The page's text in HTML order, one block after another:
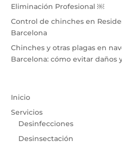
Eliminación Profesional ￼
Control de chinches en
Barcelona
Chinches y otras plagas en
Barcelona: cómo evitar daños
Inicio
Servicios
Desinfecciones
Desinsectación